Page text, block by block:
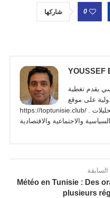
شاركها 0
YOUSSEF
يقدم تغطية
على موقع
https://toptunisie.club/ . يتميز بتقديم تقارير دقيقة وتحليلات
السابقة
Météo en Tunisie : Des
plusieurs